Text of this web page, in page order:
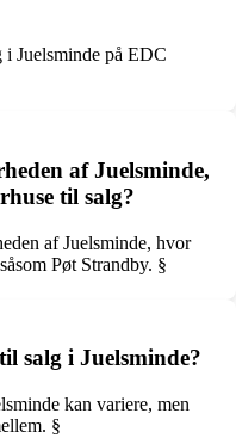
i Juelsminde på EDC
af Juelsminde,
til salg?
af Juelsminde, hvor
Pøt Strandby. §
salg i Juelsminde?
kan variere, men
§